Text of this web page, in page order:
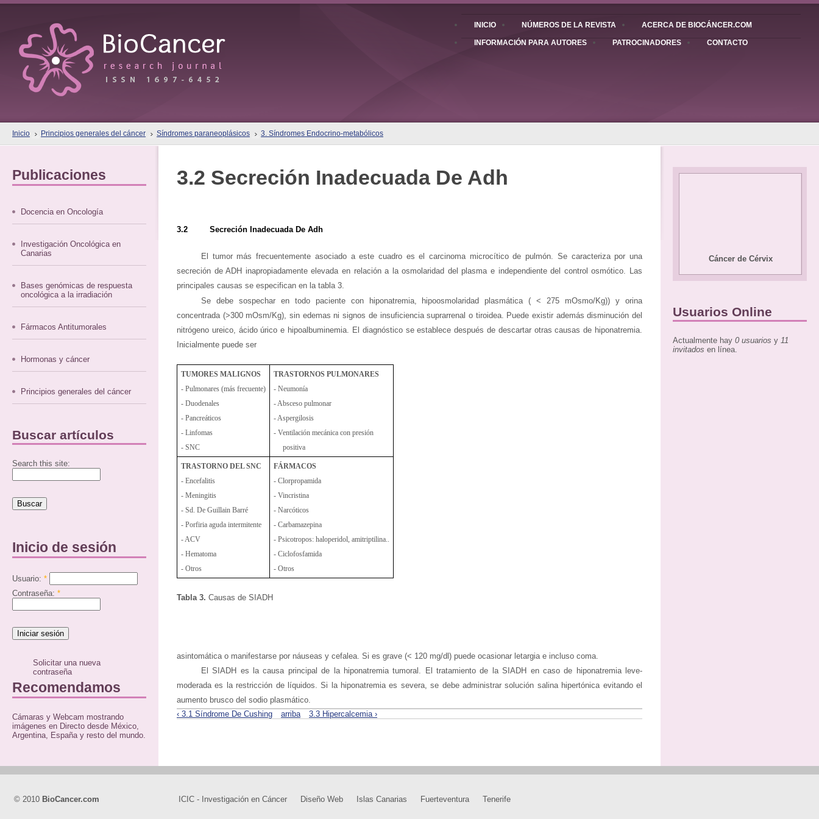
INICIO NÚMEROS DE LA REVISTA ACERCA DE BIOCÁNCER.COM
INFORMACIÓN PARA AUTORES PATROCINADORES CONTACTO
Inicio Principios generales del cáncer Síndromes paraneoplásicos 3. Síndromes Endocrino-metabólicos
Publicaciones
Docencia en Oncología
Investigación Oncológica en
Canarias
Bases genómicas de respuesta
oncológica a la irradiación
Fármacos Antitumorales
Hormonas y cáncer
Principios generales del cáncer
Buscar artículos
Search this site:
Inicio de sesión
Usuario: *
Contraseña: *
Solicitar una nueva
contraseña
Recomendamos
Cámaras y Webcam mostrando
imágenes en Directo desde México,
Argentina, España y resto del mundo.
Cáncer de Cérvix
Usuarios Online
Actualmente hay 0 usuarios y 11
invitados en línea.
3.2 Secreción Inadecuada De Adh
3.2 Secreción Inadecuada De Adh
El tumor más frecuentemente asociado a este cuadro es el carcinoma microcítico de pulmón. Se caracteriza por una
secreción de ADH inapropiadamente elevada en relación a la osmolaridad del plasma e independiente del control osmótico. Las
principales causas se especifican en la tabla 3.
Se debe sospechar en todo paciente con hiponatremia, hipoosmolaridad plasmática ( < 275 mOsmo/Kg)) y orina
concentrada (>300 mOsm/Kg), sin edemas ni signos de insuficiencia suprarrenal o tiroidea. Puede existir además disminución del
nitrógeno ureico, ácido úrico e hipoalbuminemia. El diagnóstico se establece después de descartar otras causas de hiponatremia.
Inicialmente puede ser
TUMORES MALIGNOS
- Pulmonares (más frecuente)
- Duodenales
- Pancreáticos
- Linfomas
- SNC
TRASTORNOS PULMONARES
- Neumonía
- Absceso pulmonar
- Aspergilosis
- Ventilación mecánica con presión
positiva
TRASTORNO DEL SNC
- Encefalitis
- Meningitis
- Sd. De Guillain Barré
- Porfiria aguda intermitente
- ACV
- Hematoma
- Otros
FÁRMACOS
- Clorpropamida
- Vincristina
- Narcóticos
- Carbamazepina
- Psicotropos: haloperidol, amitriptilina..
- Ciclofosfamida
- Otros
Tabla 3. Causas de SIADH
asintomática o manifestarse por náuseas y cefalea. Si es grave (< 120 mg/dl) puede ocasionar letargia e incluso coma.
El SIADH es la causa principal de la hiponatremia tumoral. El tratamiento de la SIADH en caso de hiponatremia leve-
moderada es la restricción de líquidos. Si la hiponatremia es severa, se debe administrar solución salina hipertónica evitando el
aumento brusco del sodio plasmático.
‹ 3.1 Síndrome De Cushing
arriba 3.3 Hipercalcemia ›
© 2010 BioCancer.com ICIC - Investigación en Cáncer Diseño Web Islas Canarias Fuerteventura Tenerife